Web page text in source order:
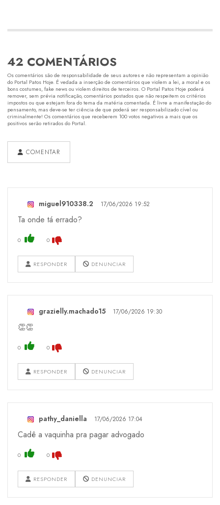
42 COMENTÁRIOS
Os comentários são de responsabilidade de seus autores e não representam a opinião
do Portal Patos Hoje. É vedada a inserção de comentários que violem a lei, a moral e os
bons costumes, fake news ou violem direitos de terceiros. O Portal Patos Hoje poderá
remover, sem prévia notificação, comentários postados que não respeitem os critérios
impostos ou que estejam fora do tema da matéria comentada. É livre a manifestação do
pensamento, mas deve-se ter ciência de que poderá ser responsabilizado cível ou
criminalmente! Os comentários que receberem 100 votos negativos a mais que os
positivos serão retirados do Portal.
COMENTAR
miguel910338.2 17/06/2026 19:52
Ta onde tá errado?
0 0
RESPONDER DENUNCIAR
grazielly.machado15 17/06/2026 19:30
👏👏
0 0
RESPONDER DENUNCIAR
pathy_daniella 17/06/2026 17:04
Cadê a vaquinha pra pagar advogado
0 0
RESPONDER DENUNCIAR